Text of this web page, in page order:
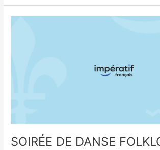
SOIRÉE DE DANSE